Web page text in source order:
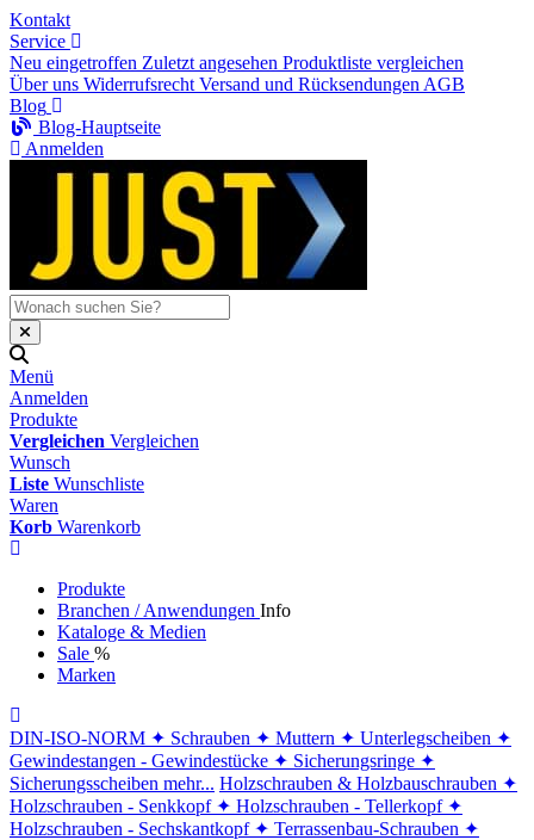
Kontakt
Service
Neu eingetroffen Zuletzt angesehen Produktliste vergleichen
Über uns Widerrufsrecht Versand und Rücksendungen AGB
Blog
Blog-Hauptseite
Anmelden
Menü
Anmelden
Produkte
Vergleichen Vergleichen
Wunsch
Liste Wunschliste
Waren
Korb Warenkorb
Produkte
Branchen / Anwendungen Info
Kataloge & Medien
Sale %
Marken
DIN-ISO-NORM ✦ Schrauben ✦ Muttern ✦ Unterlegscheiben ✦
Gewindestangen - Gewindestücke ✦ Sicherungsringe ✦
Sicherungsscheiben mehr... Holzschrauben & Holzbauschrauben ✦
Holzschrauben - Senkkopf ✦ Holzschrauben - Tellerkopf ✦
Holzschrauben - Sechskantkopf ✦ Terrassenbau-Schrauben ✦